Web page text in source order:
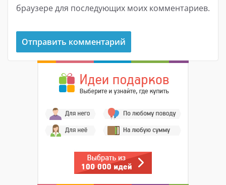
браузере для последующих моих комментариев.